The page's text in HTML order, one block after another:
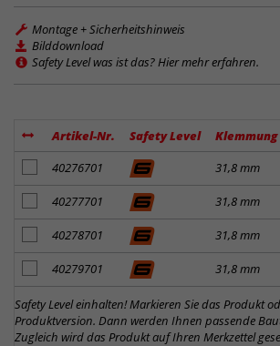
Montage + Sicherheitshinweis
Bilddownload
Safety Level was ist das? Hier mehr erfahren.
Artikel-Nr. Safety Level Klemmung
Artikel zum Merkzettel hinzufügen
40276701 31,8 mm
Artikel zum Merkzettel hinzufügen
40277701 31,8 mm
Artikel zum Merkzettel hinzufügen
40278701 31,8 mm
Artikel zum Merkzettel hinzufügen
40279701 31,8 mm
Safety Level einhalten! Markieren Sie das Produkt
Produktversion. Dann werden Ihnen passende
Zugleich wird das Produkt auf Ihren Merkzettel